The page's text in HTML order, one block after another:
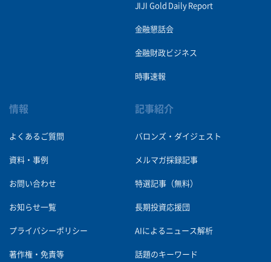
JIJI Gold Daily Report
金融懇話会
金融財政ビジネス
時事速報
情報
よくあるご質問
資料・事例
お問い合わせ
お知らせ一覧
プライバシーポリシー
著作権・免責等
記事紹介
バロンズ・ダイジェスト
メルマガ採録記事
特選記事（無料）
長期投資応援団
AIによるニュース解析
話題のキーワード